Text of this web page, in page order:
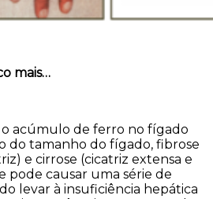
mais…
acúmulo de ferro no fígado
do tamanho do fígado, fibrose
e cirrose (cicatriz extensa e
pode causar uma série de
levar à insuficiência hepática